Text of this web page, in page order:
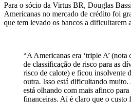
Para o sócio da Virtus BR, Douglas
Americanas no mercado de crédito foi
que tem levado os bancos a dificultarem
“A Americanas era ‘triple A’ (nota
de classificação de risco para as
risco de calote) e ficou insolvente
outra. Isso está dificultando
está olhando com mais afinco para
financeiras. Aí é claro que o custo